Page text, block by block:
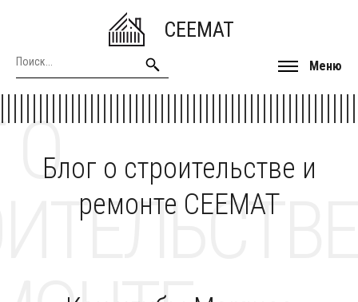
CEEMAT
Меню
Блог о строительстве и
ремонте CEEMAT
О